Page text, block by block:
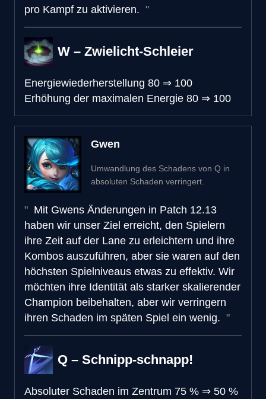
pro Kampf zu aktivieren.
W – Zwielicht-Schleier
Energiewiederherstellung 80 ⇒ 100
Erhöhung der maximalen Energie 80 ⇒ 100
Gwen
Umwandlung des Schadens von Q in
absoluten Schaden verringert.
Mit Gwens Änderungen in Patch 12.13
haben wir unser Ziel erreicht, den Spielern
ihre Zeit auf der Lane zu erleichtern und ihre
Kombos auszuführen, aber sie waren auf den
höchsten Spielniveaus etwas zu effektiv. Wir
möchten ihre Identität als starker skalierender
Champion beibehalten, aber wir verringern
ihren Schaden im späten Spiel ein wenig.
Q – Schnipp-schnapp!
Absoluter Schaden im Zentrum 75 % ⇒ 50 %